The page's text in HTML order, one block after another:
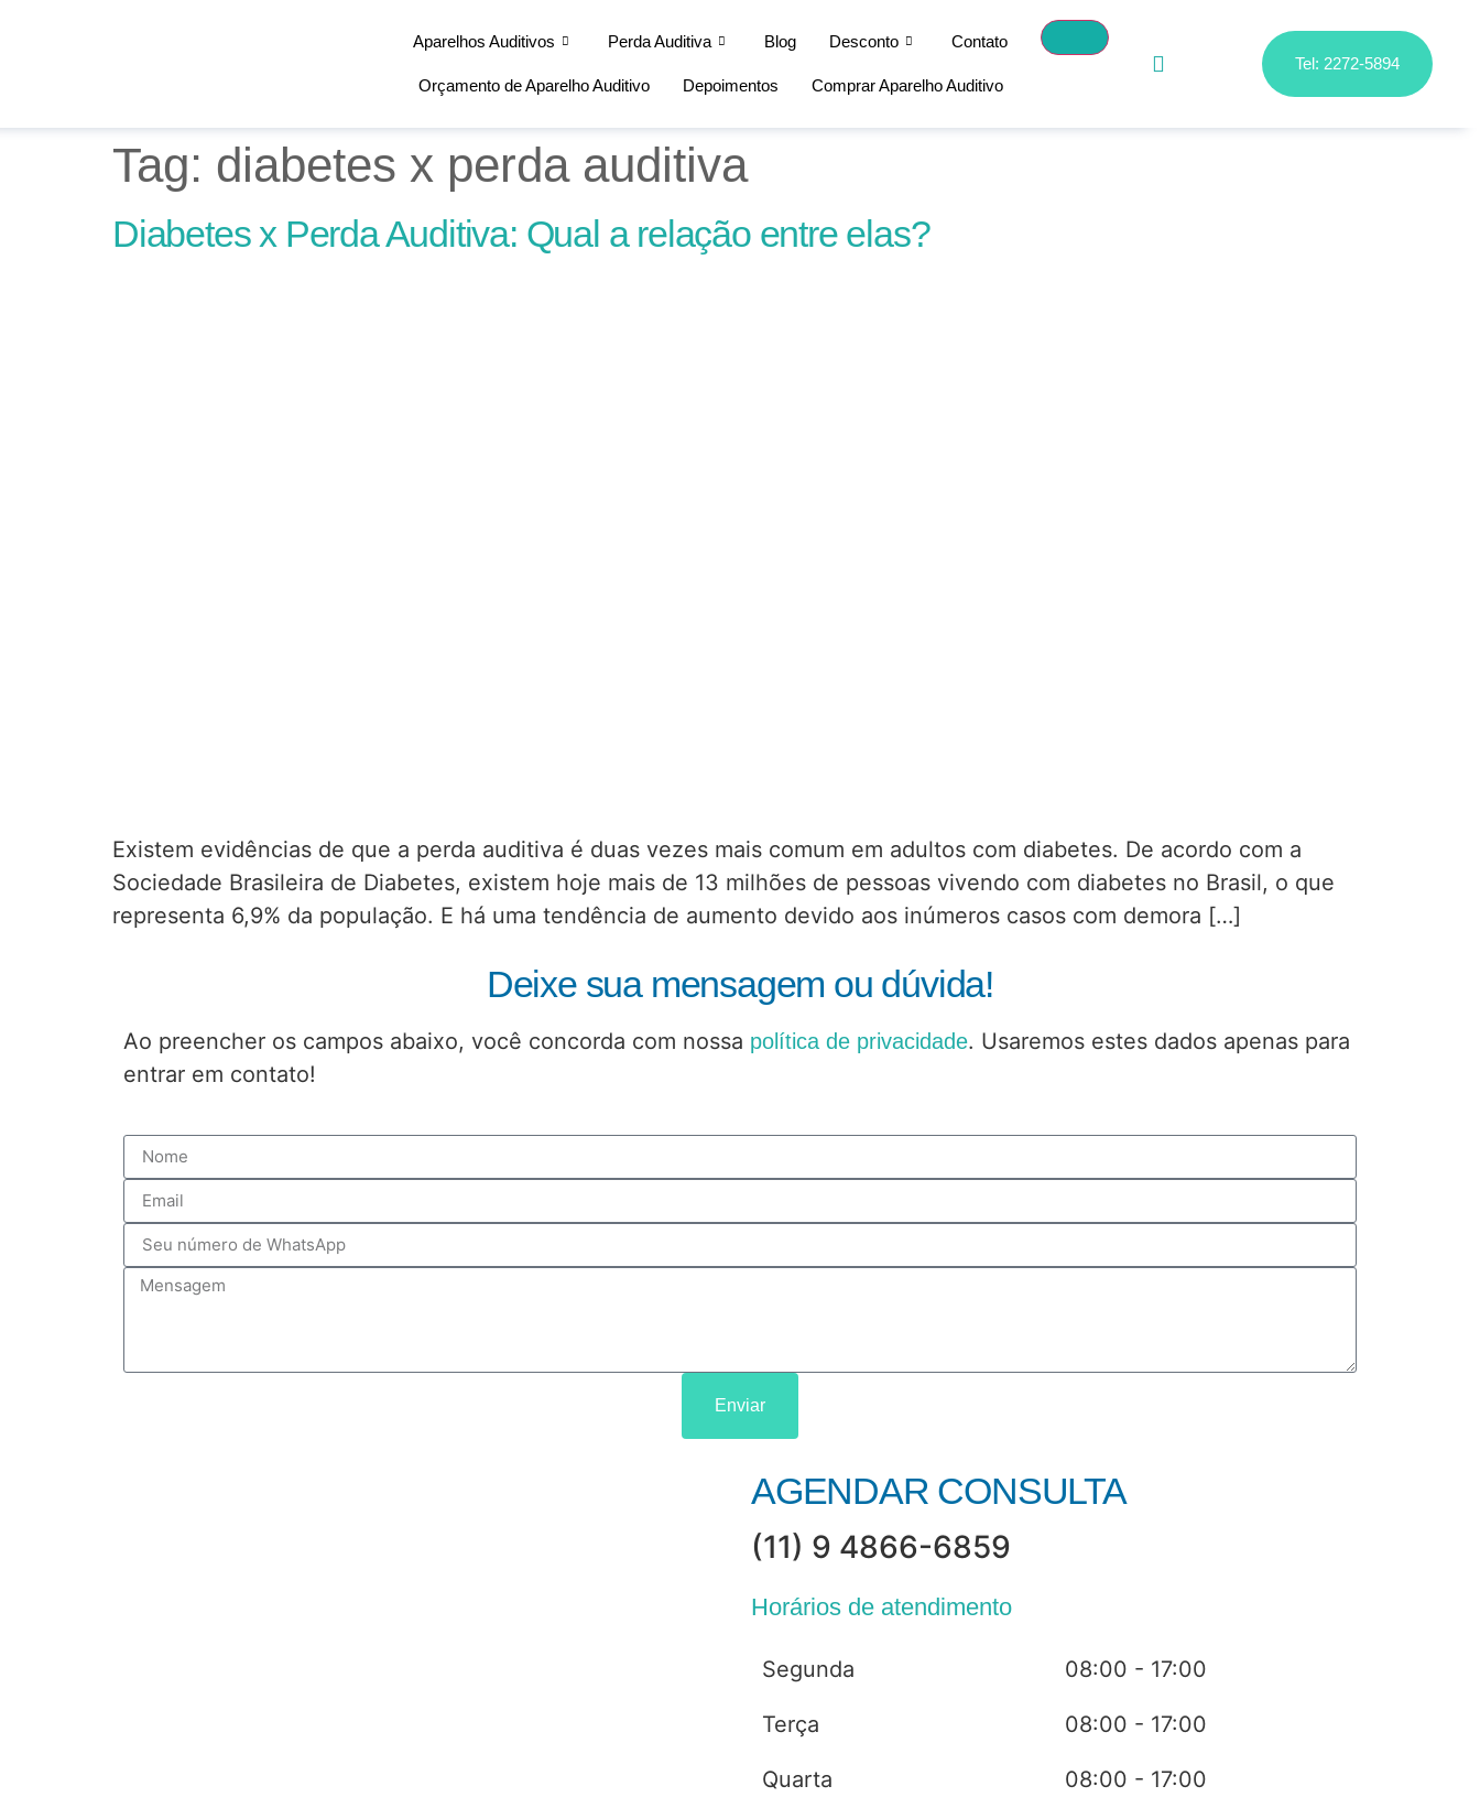
Aparelhos Auditivos Perda Auditiva Blog Desconto Contato
Orçamento de Aparelho Auditivo Depoimentos Comprar Aparelho Auditivo
Tel: 2272-5894
Tag: diabetes x perda auditiva
Diabetes x Perda Auditiva: Qual a relação entre elas?
Existem evidências de que a perda auditiva é duas vezes mais comum em adultos com diabetes. De acordo com a
Sociedade Brasileira de Diabetes, existem hoje mais de 13 milhões de pessoas vivendo com diabetes no Brasil, o que
representa 6,9% da população. E há uma tendência de aumento devido aos inúmeros casos com demora […]
Deixe sua mensagem ou dúvida!
Ao preencher os campos abaixo, você concorda com nossa política de privacidade. Usaremos estes dados apenas para
entrar em contato!
Enviar
AGENDAR CONSULTA
(11) 9 4866-6859
Horários de atendimento
Segunda 08:00 - 17:00
Terça 08:00 - 17:00
Quarta 08:00 - 17:00